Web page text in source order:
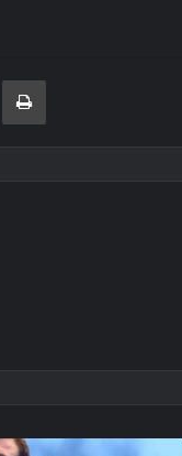
E-Posta ile paylaş Yazdır